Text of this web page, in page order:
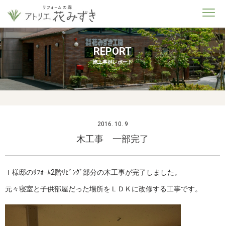
REPORT
施工事例レポート
2016. 10. 9
木工事 一部完了
Ｉ様邸のﾘﾌｫｰﾑ2階ﾘﾋﾞﾝｸﾞ部分の木工事が完了しました。
元々寝室と子供部屋だった場所をＬＤＫに改修する工事です。